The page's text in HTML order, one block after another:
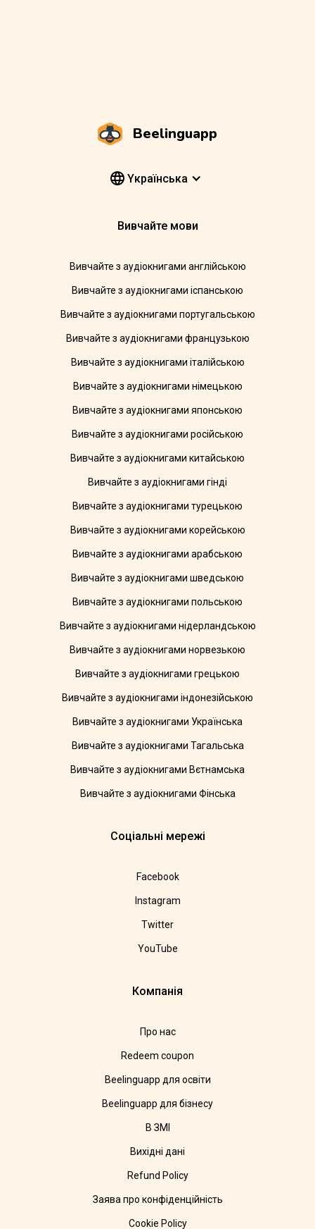
Beelinguapp
Yкраїнська
Вивчайте мови
Вивчайте з аудіокнигами англійською
Вивчайте з аудіокнигами іспанською
Вивчайте з аудіокнигами португальською
Вивчайте з аудіокнигами французькою
Вивчайте з аудіокнигами італійською
Вивчайте з аудіокнигами німецькою
Вивчайте з аудіокнигами японською
Вивчайте з аудіокнигами російською
Вивчайте з аудіокнигами китайською
Вивчайте з аудіокнигами гінді
Вивчайте з аудіокнигами турецькою
Вивчайте з аудіокнигами корейською
Вивчайте з аудіокнигами арабською
Вивчайте з аудіокнигами шведською
Вивчайте з аудіокнигами польською
Вивчайте з аудіокнигами нідерландською
Вивчайте з аудіокнигами норвезькою
Вивчайте з аудіокнигами грецькою
Вивчайте з аудіокнигами індонезійською
Вивчайте з аудіокнигами Українська
Вивчайте з аудіокнигами Тагальська
Вивчайте з аудіокнигами Вєтнамська
Вивчайте з аудіокнигами Фінська
Соціальні мережі
Facebook
Instagram
Twitter
YouTube
Компанія
Про нас
Redeem coupon
Beelinguapp для освіти
Beelinguapp для бізнесу
В ЗМІ
Вихідні дані
Refund Policy
Заява про конфіденційність
Cookie Policy